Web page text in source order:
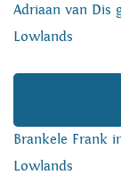
Adriaan van Dis
Lowlands
Brankele Frank
Lowlands